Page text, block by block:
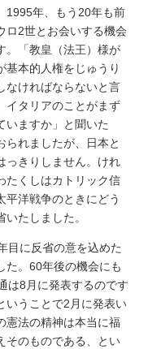
1995年、もう20年も前
ロ2世とお会いする機会
。「教皇（法王）様が
基本的人権をじゅうり
なければならないと言
イタリアのことがまず
いますか」と聞いた
られましたが、日本と
っきりしません。けれ
たくしはカトリック信
平洋戦争のときにどう
たしました。
目に反省の意を込めた
た。60年後の機会にも
は8月に発表するのです
いうことで2月に発表い
憲法の精神は本当に福
そのものである、とい